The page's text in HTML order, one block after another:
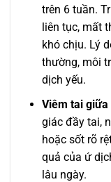
trên 6 tuần.
liên tục, mất
khó chịu. Lý
thường, môi
dịch yếu.
Viêm tai
giác đầy tai,
hoặc sốt rõ
quả của ứ
lâu ngày.